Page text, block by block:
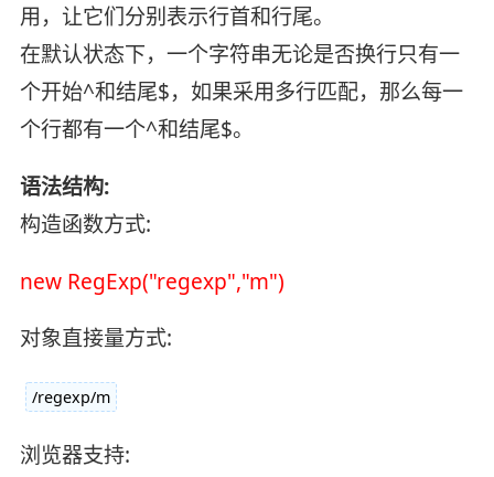
用，让它们分别表示行首和行尾。
在默认状态下，一个字符串无论是否换行只有一
个开始^和结尾$，如果采用多行匹配，那么每一
个行都有一个^和结尾$。
语法结构:
构造函数方式:
new RegExp("regexp","m")
对象直接量方式:
/regexp/m
浏览器支持: